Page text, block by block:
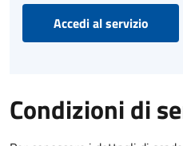
Accedi al servizio
Condizioni di